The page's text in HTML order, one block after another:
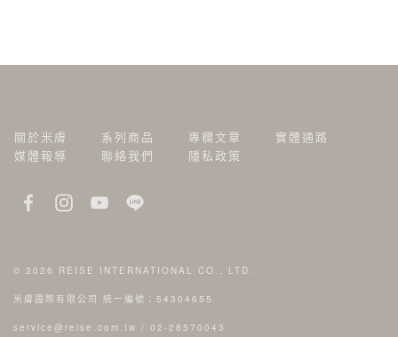
關於米膚 系列商品 專欄文章
實體通路
媒體報導
聯絡我們 隱私政策
© 2026 REISE INTERNATIONAL CO., LTD.
米膚國際有限公司 統一編號：54304655
service@reise.com.tw / 02-28570043